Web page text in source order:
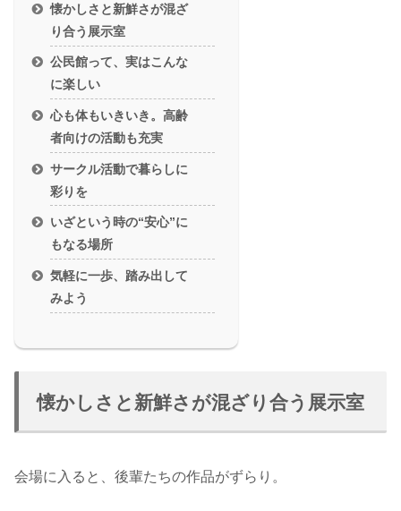
懐かしさと新鮮さが混ざ
り合う展示室
公民館って、実はこんな
に楽しい
心も体もいきいき。高齢
者向けの活動も充実
サークル活動で暮らしに
彩りを
いざという時の“安心”に
もなる場所
気軽に一歩、踏み出して
みよう
懐かしさと新鮮さが混ざり合う展示室
会場に入ると、後輩たちの作品がずらり。